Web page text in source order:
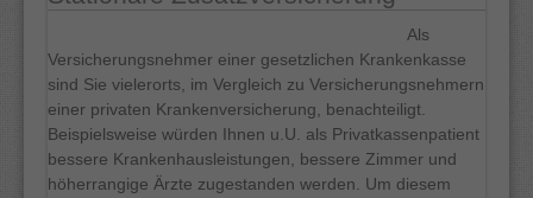
Als
Versicherungsnehmer einer gesetzlichen Krankenkasse
sind Sie vielerorts, im Vergleich zu Versicherungsnehmern
einer privaten Krankenversicherung, benachteiligt.
Beispielsweise würden Ihnen u.U. als Privatkassenpatient
bessere Krankenhausleistungen, bessere Zimmer und
höherrangige Ärzte zugestanden werden. Um diesem